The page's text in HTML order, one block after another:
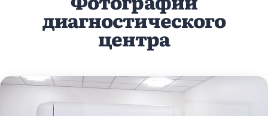
диагностического
центра